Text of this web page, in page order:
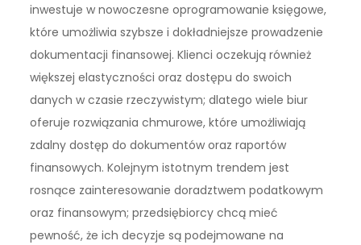
inwestuje w nowoczesne oprogramowanie księgowe,
które umożliwia szybsze i dokładniejsze prowadzenie
dokumentacji finansowej. Klienci oczekują również
większej elastyczności oraz dostępu do swoich
danych w czasie rzeczywistym; dlatego wiele biur
oferuje rozwiązania chmurowe, które umożliwiają
zdalny dostęp do dokumentów oraz raportów
finansowych. Kolejnym istotnym trendem jest
rosnące zainteresowanie doradztwem podatkowym
oraz finansowym; przedsiębiorcy chcą mieć
pewność, że ich decyzje są podejmowane na